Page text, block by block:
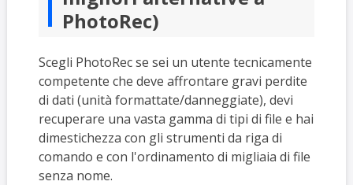
PhotoRec)
Scegli PhotoRec se sei un utente tecnicamente
competente che deve affrontare gravi perdite
di dati (unità formattate/danneggiate), devi
recuperare una vasta gamma di tipi di file e hai
dimestichezza con gli strumenti da riga di
comando e con l'ordinamento di migliaia di file
senza nome.